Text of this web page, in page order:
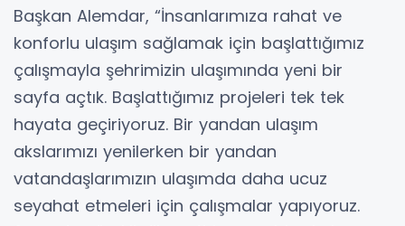
Başkan Alemdar, “İnsanlarımıza rahat ve
konforlu ulaşım sağlamak için başlattığımız
çalışmayla şehrimizin ulaşımında yeni bir
sayfa açtık. Başlattığımız projeleri tek tek
hayata geçiriyoruz. Bir yandan ulaşım
akslarımızı yenilerken bir yandan
vatandaşlarımızın ulaşımda daha ucuz
seyahat etmeleri için çalışmalar yapıyoruz.